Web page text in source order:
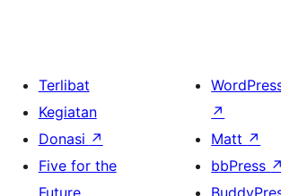
Terlibat
Kegiatan
Donasi ↗
Five for the
Future
↗
Matt ↗
bbPress ↗